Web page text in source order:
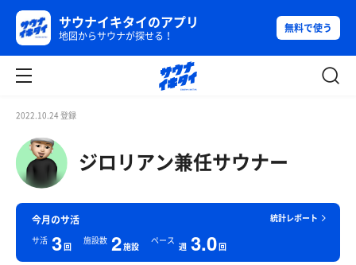
サウナイキタイのアプリ
地図からサウナが探せる！
無料で使う
2022.10.24 登録
ジロリアン兼任サウナー
統計レポート
今月のサ活
サ活 3回
施設数 2施設
ペース
週 3.0回